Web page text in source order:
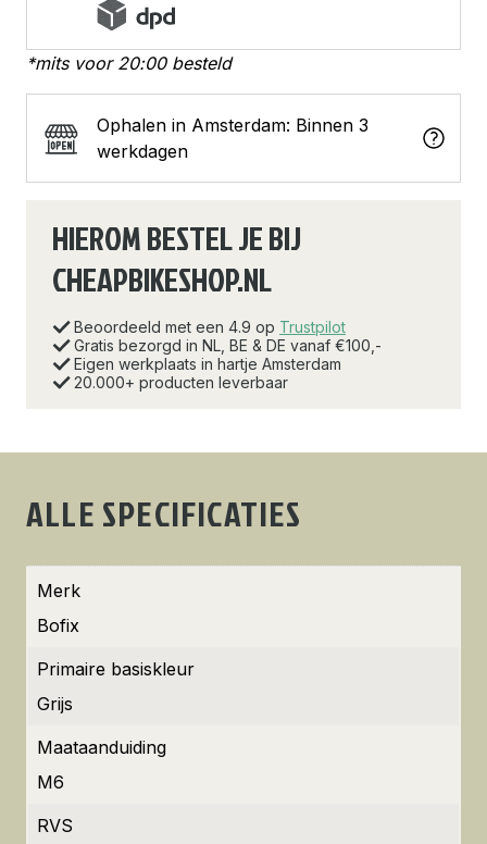
*mits voor 20:00 besteld
Ophalen in Amsterdam: Binnen 3
werkdagen
HIEROM BESTEL JE BIJ
CHEAPBIKESHOP.NL
Beoordeeld met een 4.9 op Trustpilot
Gratis bezorgd in NL, BE & DE vanaf €100,-
Eigen werkplaats in hartje Amsterdam
20.000+ producten leverbaar
ALLE SPECIFICATIES
Merk
Bofix
Primaire basiskleur
Grijs
Maataanduiding
M6
RVS